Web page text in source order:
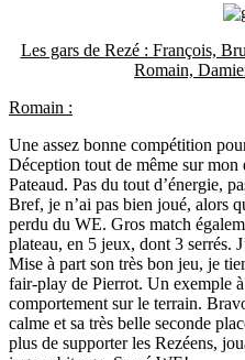
Les gars de Rezé : François,
Romain,
Romain :
Une assez bonne compétition
Déception tout de même sur mon
Pateaud. Pas du tout d’énergie,
Bref, je n’ai pas bien joué, alors
perdu du WE. Gros match
plateau, en 5 jeux, dont 3 serrés.
Mise à part son très bon jeu, je
fair-play de Pierrot. Un exemple
comportement sur le terrain.
calme et sa très belle seconde
plus de supporter les Rezéens,